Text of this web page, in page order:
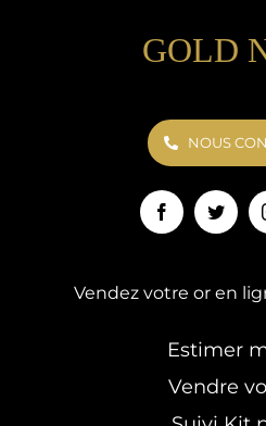
GOLD
NOUS
Vendez votre or en
Estimer
Vendre